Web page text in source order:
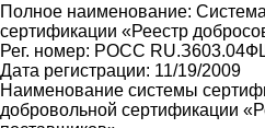
Полное наименование:
сертификации «Реестр
Рег. номер: РОСС
Дата регистрации: 11/19/2009
Наименование системы
добровольной сертификации